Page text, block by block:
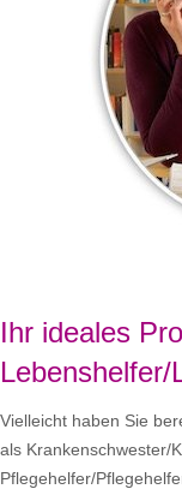
Ihr ideales
Lebenshelfer/
Vielleicht haben Sie
als Krankenschwester/
Pflegehelfer/